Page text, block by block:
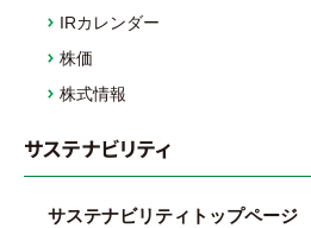
IRカレンダー
株価
株式情報
サステナビリティ
サステナビリティトップページ